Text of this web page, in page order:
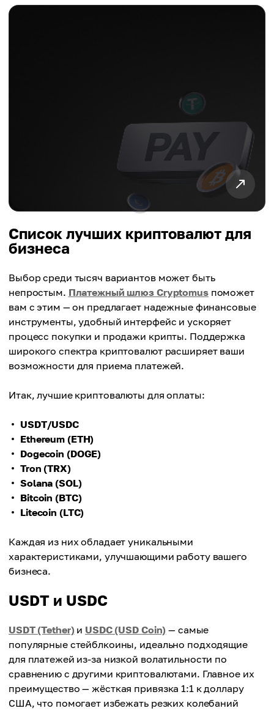
Список лучших криптовалют для
бизнеса
Выбор среди тысяч вариантов может быть
непростым. Платежный шлюз Cryptomusпоможет
вам с этим — он предлагает надежные финансовые
инструменты, удобный интерфейс и ускоряет
процесс покупки и продажи крипты. Поддержка
широкого спектра криптовалют расширяет ваши
возможности для приема платежей.
Итак, лучшие криптовалюты для оплаты:
USDT/USDC
Ethereum (ETH)
Dogecoin (DOGE)
Tron (TRX)
Solana (SOL)
Bitcoin (BTC)
Litecoin (LTC)
Каждая из них обладает уникальными
характеристиками, улучшающими работу вашего
бизнеса.
USDT и USDC
USDT (Tether) и USDC (USD Coin) — самые
популярные стейблкоины, идеально подходящие
для платежей из-за низкой волатильности по
сравнению с другими криптовалютами. Главное их
преимущество — жёсткая привязка 1:1 к доллару
США, что помогает избежать резких колебаний